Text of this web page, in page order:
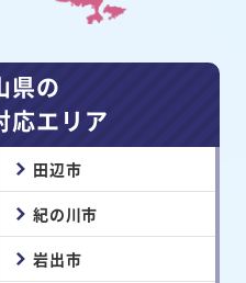
県の
応エリア
田辺市
紀の川市
岩出市